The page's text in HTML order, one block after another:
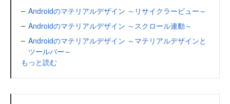
Androidのマテリアルデザイン ～リサイクラービュー～
Androidのマテリアルデザイン ～スクロール連動～
Androidのマテリアルデザイン ～マテリアルデザインと
ツールバー～
もっと読む